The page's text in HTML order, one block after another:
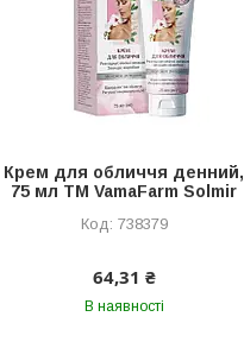
Крем для обличчя денний,
75 мл ТМ VamaFarm Solmir
738379
64,31 ₴
В наявності